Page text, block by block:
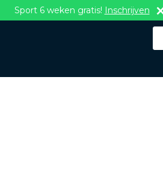
Sport 6 weken gratis! Inschrijven